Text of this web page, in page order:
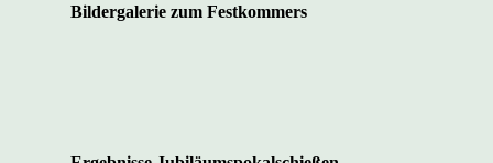
Bildergalerie zum Festkommers